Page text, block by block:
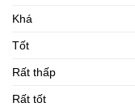
Khá
Tốt
Rất thấp
Rất tốt